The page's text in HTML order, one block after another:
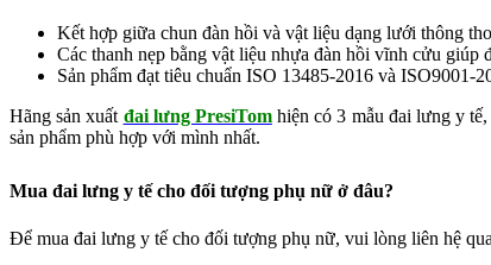
Kết hợp giữa chun đàn hồi và vật liệu dạng lưới thông
Các thanh nẹp bằng vật liệu nhựa đàn hồi vĩnh cửu giúp
Sản phẩm đạt tiêu chuẩn ISO 13485-2016 và ISO9001-
Hãng sản xuất đai lưng PresiTomhiện có 3 mẫu đai lưng y tế,
sản phẩm phù hợp với mình nhất.
Mua đai lưng y tế cho đối tượng phụ nữ ở đâu?
Để mua đai lưng y tế cho đối tượng phụ nữ, vui lòng liên hệ qua